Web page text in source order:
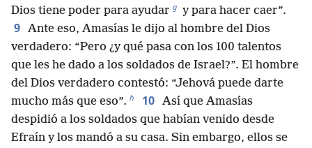
Dios tiene poder para ayudar g y para hacer caer”.
9 Ante eso, Amasías le dijo al hombre del Dios
verdadero: “Pero ¿y qué pasa con los 100 talentos
que les he dado a los soldados de Israel?”. El hombre
del Dios verdadero contestó: “Jehová puede darte
mucho más que eso”. h 10 Así que Amasías
despidió a los soldados que habían venido desde
Efraín y los mandó a su casa. Sin embargo, ellos se